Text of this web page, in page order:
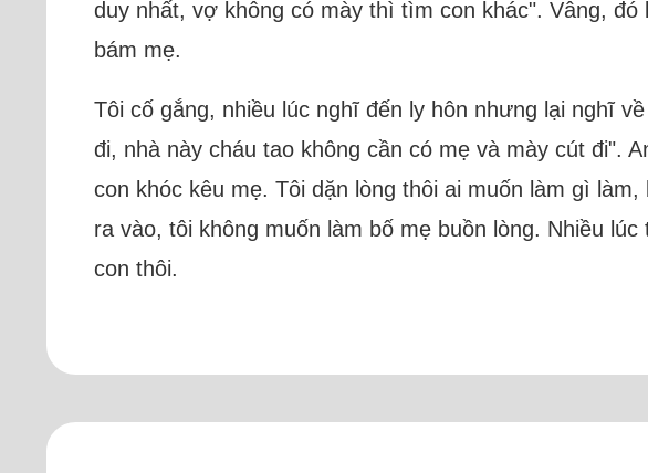
duy nhất, vợ không có mày thì tìm con khác". Vâng,
bám mẹ.
Tôi cố gắng, nhiều lúc nghĩ đến ly hôn nhưng lại nghĩ
đi, nhà này cháu tao không cần có mẹ và mày cút đi".
con khóc kêu mẹ. Tôi dặn lòng thôi ai muốn làm gì
ra vào, tôi không muốn làm bố mẹ buồn lòng. Nhiều
con thôi.